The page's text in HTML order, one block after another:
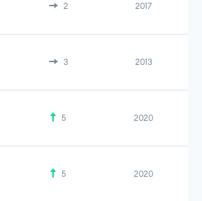
2 2017
3 2013
5 2020
5 2020